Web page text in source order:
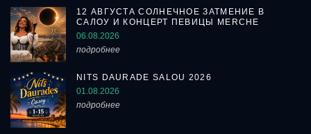
12 АВГУСТА СОЛНЕЧНОЕ ЗАТМЕНИЕ В
САЛОУ И КОНЦЕРТ ПЕВИЦЫ MERCHE
06.08.2026
подробнее
NITS DAURADE SALOU 2026
01.08.2026
подробнее